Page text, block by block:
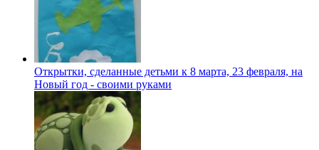
Открытки, сделанные детьми к 8 марта, 23 февраля, на
Новый год - своими руками